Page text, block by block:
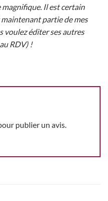
magnifique. Il est certain
maintenant partie de mes
voulez éditer ses autres
RDV) !
publier un avis.